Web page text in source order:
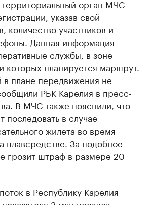
орган МЧС
указав свой
количество участников и
Данная информация
службы, в зоне
которых планируется маршрут.
плане передвижения не
РБК Карелия в пресс-
В МЧС также пояснили, что
последовать в случае
жилета во время
плавсредстве. За подобное
грозит штраф в размере 20
в Республику Карелия